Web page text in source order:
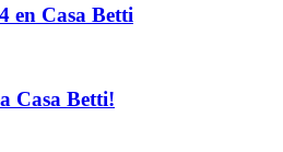
en Casa Betti
Casa Betti!